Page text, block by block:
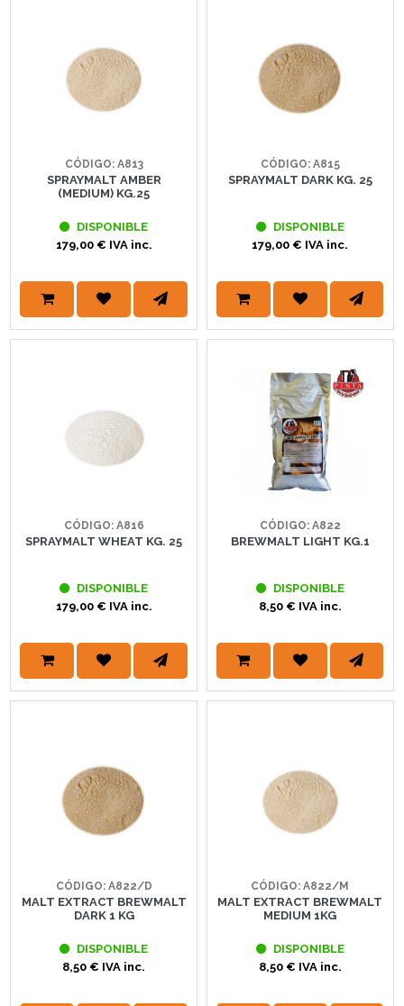
CÓDIGO: A813
SPRAYMALT AMBER
(MEDIUM) KG.25
DISPONIBLE
179,00 € IVA inc.
CÓDIGO: A815
SPRAYMALT DARK KG. 25
DISPONIBLE
179,00 € IVA inc.
CÓDIGO: A816
SPRAYMALT WHEAT KG. 25
DISPONIBLE
179,00 € IVA inc.
CÓDIGO: A822
BREWMALT LIGHT KG.1
DISPONIBLE
8,50 € IVA inc.
CÓDIGO: A822/D
MALT EXTRACT BREWMALT
DARK 1 KG
DISPONIBLE
8,50 € IVA inc.
CÓDIGO: A822/M
MALT EXTRACT BREWMALT
MEDIUM 1KG
DISPONIBLE
8,50 € IVA inc.